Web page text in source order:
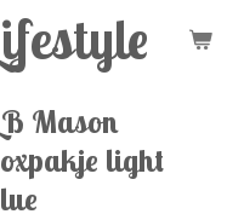
Mason
light